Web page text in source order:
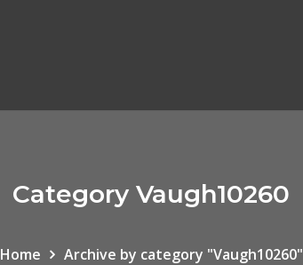
Category Vaugh10260
Home Archive by category "Vaugh10260"